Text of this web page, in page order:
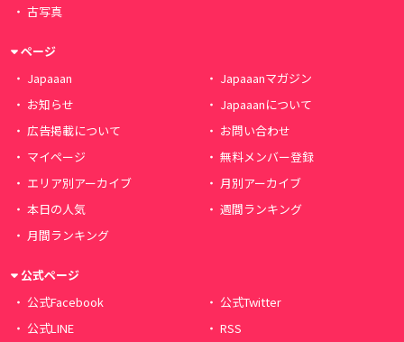
古写真
ページ
Japaaan
Japaaanマガジン
お知らせ
Japaaanについて
広告掲載について
お問い合わせ
マイページ
無料メンバー登録
エリア別アーカイブ
月別アーカイブ
本日の人気
週間ランキング
月間ランキング
公式ページ
公式Facebook
公式Twitter
公式LINE
RSS